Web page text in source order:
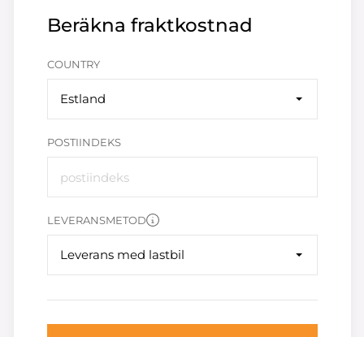
Beräkna fraktkostnad
COUNTRY
Estland
POSTIINDEKS
LEVERANSMETOD
Leverans med lastbil